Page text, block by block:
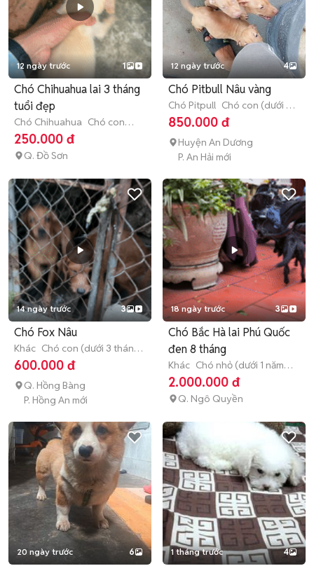
12 ngày trước 1
Chó Chihuahua lai 3 tháng
tuổi đẹp
Chó Chihuahua Chó con
(dưới 3 tháng tuổi)
250.000 đ
Q. Đồ Sơn
12 ngày trước 4
Chó Pitbull Nâu vàng
Chó Pitpull Chó con (dưới 3
tháng tuổi)
850.000 đ
Huyện An Dương
P. An Hải mới
14 ngày trước 3
Chó Fox Nâu
Khác Chó con (dưới 3 tháng
tuổi)
600.000 đ
Q. Hồng Bàng
P. Hồng An mới
18 ngày trước 3
Chó Bắc Hà lai Phú Quốc
đen 8 tháng
Khác Chó nhỏ (dưới 1 năm
tuổi)
2.000.000 đ
Q. Ngô Quyền
20 ngày trước 6 1 tháng trước 4